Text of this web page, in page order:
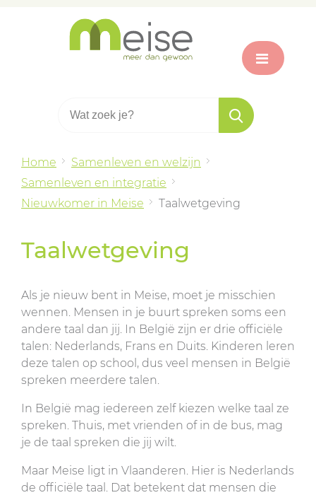
Home
Samenleven en welzijn
Samenleven en integratie
Nieuwkomer in Meise
Taalwetgeving
Taalwetgeving
Als je nieuw bent in Meise, moet je misschien
wennen. Mensen in je buurt spreken soms een
andere taal dan jij. In België zijn er drie officiële
talen: Nederlands, Frans en Duits. Kinderen leren
deze talen op school, dus veel mensen in België
spreken meerdere talen.
In België mag iedereen zelf kiezen welke taal ze
spreken. Thuis, met vrienden of in de bus, mag
je de taal spreken die jij wilt.
Maar Meise ligt in Vlaanderen. Hier is Nederlands
de officiële taal. Dat betekent dat mensen die